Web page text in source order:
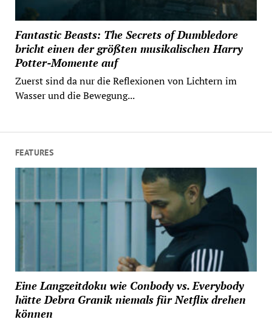
Fantastic Beasts: The Secrets of Dumbledore
bricht einen der größten musikalischen Harry
Potter-Momente auf
Zuerst sind da nur die Reflexionen von Lichtern im
Wasser und die Bewegung...
FEATURES
Eine Langzeitdoku wie Conbody vs. Everybody
hätte Debra Granik niemals für Netflix drehen
können